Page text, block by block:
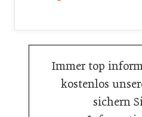
Immer top
kostenlos
sichern